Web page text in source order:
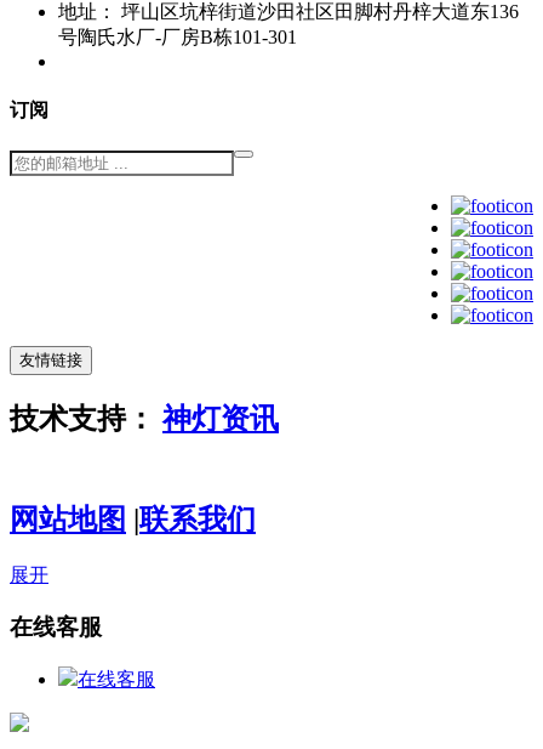
地址：
坪山区坑梓街道沙田社区田脚村丹梓大道东136
号陶氏水厂-厂房B栋101-301
订阅
友情链接
技术支持：神灯资讯
网站地图 |联系我们
展开
在线客服
在线客服